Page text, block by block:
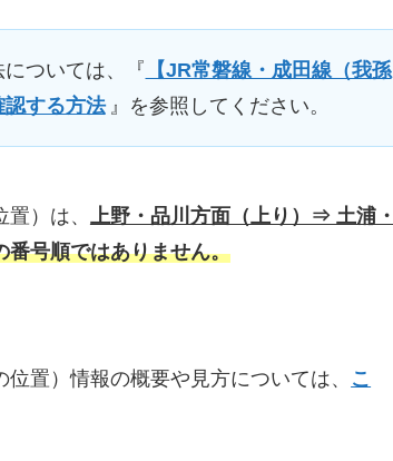
ついては、『 【JR常磐線・成田線（我孫
する方法 』を参照してください。
）は、 上野・品川方面（上り）⇒ 土浦・
番号順ではありません。
置）情報の概要や見方については、 こ